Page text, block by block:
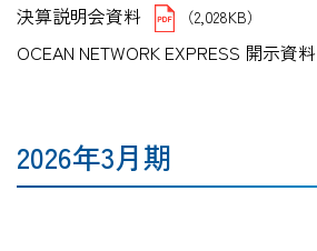
決算説明会資料 （2,028KB）
OCEAN NETWORK EXPRESS 開示資料
2026年3月期